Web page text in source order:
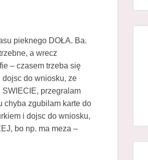
pieknego DOŁA. Ba.
a wrecz
– czasem trzeba się
do wniosku, ze
przegralam
chyba zgubilam karte do
i dojsc do wniosku,
bo np. ma meza –